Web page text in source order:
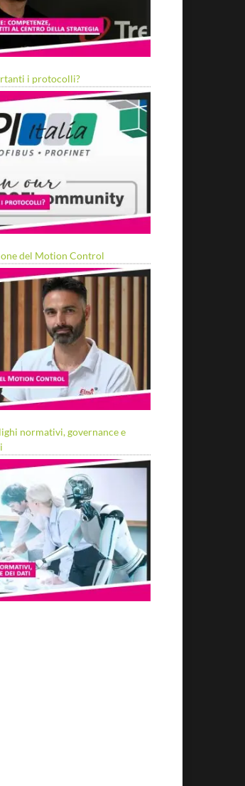
i protocolli?
del Motion Control
normativi, governance e